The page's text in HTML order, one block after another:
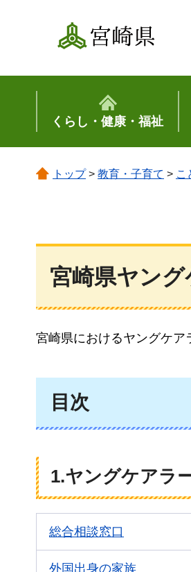
宮崎県
くらし・健康・福祉
トップ> 教育・子育て > こ
宮崎県ヤン
宮崎県におけるヤングケア
目次
1.ヤングケアラ
総合相談窓口
外国出身の家族